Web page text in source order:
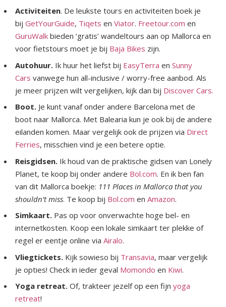
Activiteiten. De leukste tours en activiteiten boek je
bij GetYourGuide, Tiqets en Viator. Freetour.com en
GuruWalk bieden ‘gratis’ wandeltours aan op Mallorca en
voor fietstours moet je bij Baja Bikes zijn.
Autohuur. Ik huur het liefst bij EasyTerra en Sunny
Cars vanwege hun all-inclusive / worry-free aanbod. Als
je meer prijzen wilt vergelijken, kijk dan bij Discover Cars.
Boot. Je kunt vanaf onder andere Barcelona met de
boot naar Mallorca. Met Balearia kun je ook bij de andere
eilanden komen. Maar vergelijk ook de prijzen via Direct
Ferries, misschien vind je een betere optie.
Reisgidsen. Ik houd van de praktische gidsen van Lonely
Planet, te koop bij onder andere Bol.com. En ik ben fan
van dit Mallorca boekje: 111 Places in Mallorca that you
shouldn’t miss. Te koop bij Bol.com en Amazon.
Simkaart. Pas op voor onverwachte hoge bel- en
internetkosten. Koop een lokale simkaart ter plekke of
regel er eentje online via Airalo.
Vliegtickets. Kijk sowieso bij Transavia, maar vergelijk
je opties! Check in ieder geval Momondo en Kiwi.
Yoga retreat. Of, trakteer jezelf op een fijn yoga
retreat!